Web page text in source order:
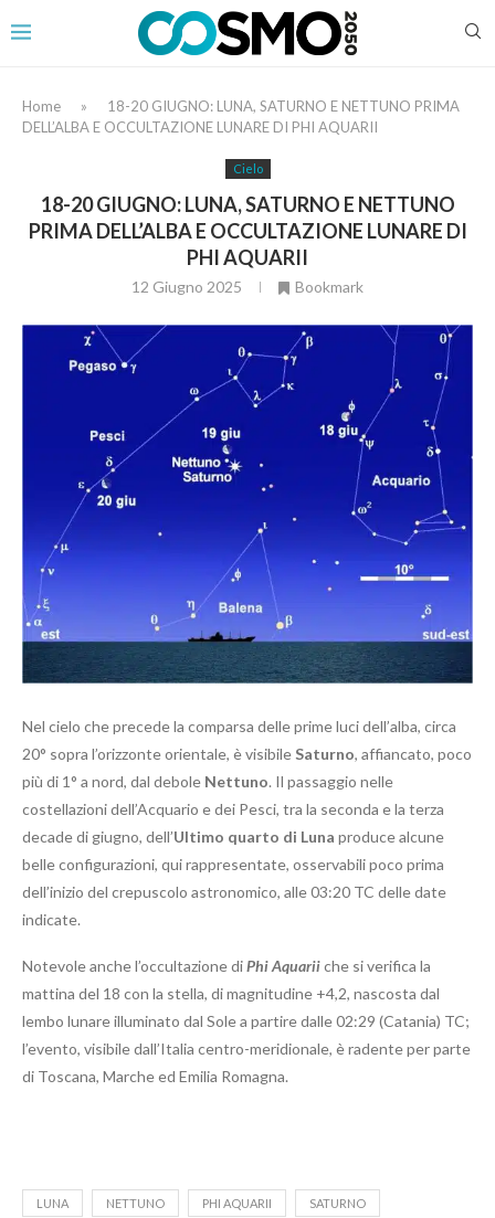
Home »
18-20 GIUGNO: LUNA, SATURNO E NETTUNO PRIMA
DELL’ALBA E OCCULTAZIONE LUNARE DI PHI AQUARII
Cielo
18-20 GIUGNO: LUNA, SATURNO E NETTUNO
PRIMA DELL’ALBA E OCCULTAZIONE LUNARE DI
PHI AQUARII
12 Giugno 2025 Bookmark
Nel cielo che precede la comparsa delle prime luci dell’alba, circa
20° sopra l’orizzonte orientale, è visibile Saturno, affiancato, poco
più di 1° a nord, dal debole Nettuno. Il passaggio nelle
costellazioni dell’Acquario e dei Pesci, tra la seconda e la terza
decade di giugno, dell’Ultimo quarto di Luna produce alcune
belle configurazioni, qui rappresentate, osservabili poco prima
dell’inizio del crepuscolo astronomico, alle 03:20 TC delle date
indicate.
Notevole anche l’occultazione diPhi Aquariiche si verifica la
mattina del 18 con la stella, di magnitudine +4,2, nascosta dal
lembo lunare illuminato dal Sole a partire dalle 02:29 (Catania) TC;
l’evento, visibile dall’Italia centro-meridionale, è radente per parte
di Toscana, Marche ed Emilia Romagna.
LUNA NETTUNO PHI AQUARII SATURNO